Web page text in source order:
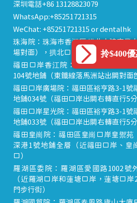
深圳電話+86 13128823079
WhatsApp:+85251721315
WeChat: +85251721315 or dentalhk
珠海院：珠海市香洲區 拱北中建商業
場對面），拱北口岸步行8分鐘直達
福田口岸香江院：福田區福田口岸正
104號地鋪（東鐵線落馬洲站出關對面
福田口岸廣場院：福田區裕亨路3-1號
地鋪034號（福田口岸出關右轉直行5分
福田口岸星光院：福田區裕亨路3-1號
地鋪033號（福田口岸出關右轉直行5分
福田皇崗院：福田區皇崗口岸皇禦苑
深港1號地鋪全層（近福田口岸、皇
口）
羅湖區委院：羅湖區愛國路1002號
（近羅湖口岸和蓮塘口岸，蓮塘口
門步行街）
拎$400